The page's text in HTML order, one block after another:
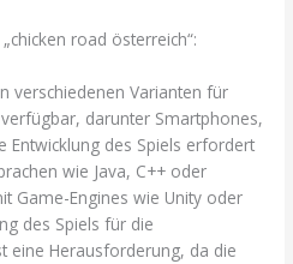
road österreich“:
verschiedenen Varianten für
darunter Smartphones,
Entwicklung des Spiels erfordert
wie Java, C++ oder
Game-Engines wie Unity oder
des Spiels für die
eine Herausforderung, da die